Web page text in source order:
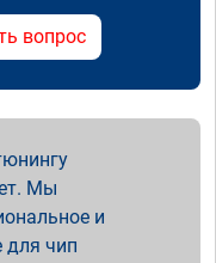
вопрос
Мы
и
для чип